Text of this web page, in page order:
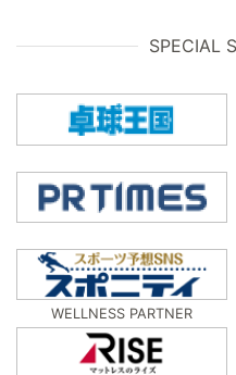
SPECIAL
WELLNESS PARTNER